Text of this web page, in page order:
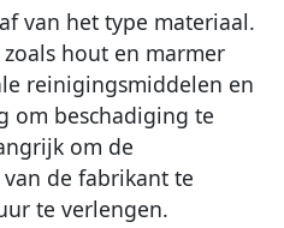
van het type materiaal.
hout en marmer
reinigingsmiddelen en
om beschadiging te
om de
de fabrikant te
te verlengen.